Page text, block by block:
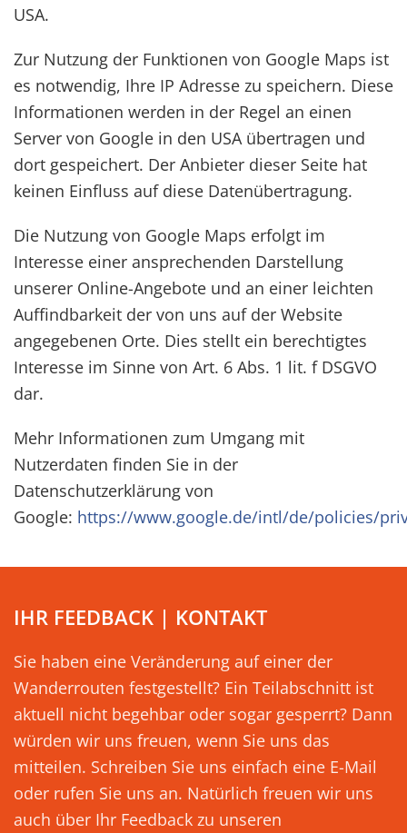
USA.
Zur Nutzung der Funktionen von Google Maps ist
es notwendig, Ihre IP Adresse zu speichern. Diese
Informationen werden in der Regel an einen
Server von Google in den USA übertragen und
dort gespeichert. Der Anbieter dieser Seite hat
keinen Einfluss auf diese Datenübertragung.
Die Nutzung von Google Maps erfolgt im
Interesse einer ansprechenden Darstellung
unserer Online-Angebote und an einer leichten
Auffindbarkeit der von uns auf der Website
angegebenen Orte. Dies stellt ein berechtigtes
Interesse im Sinne von Art. 6 Abs. 1 lit. f DSGVO
dar.
Mehr Informationen zum Umgang mit
Nutzerdaten finden Sie in der
Datenschutzerklärung von
Google: https://www.google.de/intl/de/policies/
IHR FEEDBACK | KONTAKT
Sie haben eine Veränderung auf einer der
Wanderrouten festgestellt? Ein Teilabschnitt ist
aktuell nicht begehbar oder sogar gesperrt? Dann
würden wir uns freuen, wenn Sie uns das
mitteilen. Schreiben Sie uns einfach eine E-Mail
oder rufen Sie uns an. Natürlich freuen wir uns
auch über Ihr Feedback zu unseren